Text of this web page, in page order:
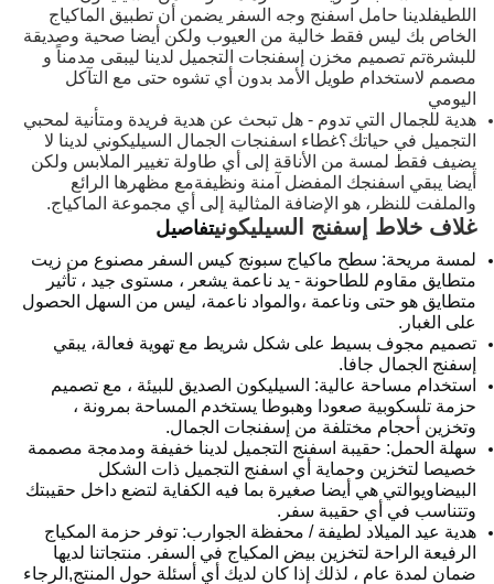
اللطيفلدينا حامل اسفنج وجه السفر يضمن أن تطبيق الماكياج
الخاص بك ليس فقط خالية من العيوب ولكن أيضا صحية وصديقة
للبشرةتم تصميم مخزن إسفنجات التجميل لدينا ليبقى مدمناً و
مصمم لاستخدام طويل الأمد بدون أي تشوه حتى مع التآكل
اليومي
هدية للجمال التي تدوم - هل تبحث عن هدية فريدة ومتأنية لمحبي
التجميل في حياتك؟غطاء اسفنجات الجمال السيليكوني لدينا لا
يضيف فقط لمسة من الأناقة إلى أي طاولة تغيير الملابس ولكن
أيضا يبقي اسفنجك المفضل آمنة ونظيفةمع مظهرها الرائع
والملفت للنظر، هو الإضافة المثالية إلى أي مجموعة الماكياج.
غلاف خلاط إسفنج السيليكونيتفاصيل
لمسة مريحة: سطح ماكياج سبونج كيس السفر مصنوع من زيت
متطايق مقاوم للطاحونة - يد ناعمة يشعر ، مستوى جيد ، تأثير
متطايق هو حتى وناعمة ،والمواد ناعمة، ليس من السهل الحصول
على الغبار.
تصميم مجوف بسيط على شكل شريط مع تهوية فعالة، يبقي
إسفنج الجمال جافا.
استخدام مساحة عالية: السيليكون الصديق للبيئة ، مع تصميم
حزمة تلسكوبية صعودا وهبوطا يستخدم المساحة بمرونة ،
وتخزين أحجام مختلفة من إسفنجات الجمال.
سهلة الحمل: حقيبة اسفنج التجميل لدينا خفيفة ومدمجة مصممة
خصيصا لتخزين وحماية أي اسفنج التجميل ذات الشكل
البيضاويوالتي هي أيضا صغيرة بما فيه الكفاية لتضع داخل حقيبتك
وتتناسب في أي حقيبة سفر.
هدية عيد الميلاد لطيفة / محفظة الجوارب: توفر حزمة المكياج
الرفيعة الراحة لتخزين بيض المكياج في السفر. منتجاتنا لديها
ضمان لمدة عام ، لذلك إذا كان لديك أي أسئلة حول المنتج,الرجاء